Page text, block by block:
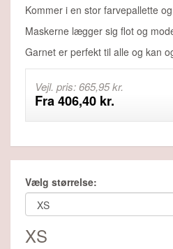
Kommer i en stor farvepallette
Maskerne lægger sig flot og
Garnet er perfekt til alle og kan
Vejl. pris: 665,95 kr.
Fra 406,40 kr.
Vælg størrelse:
XS